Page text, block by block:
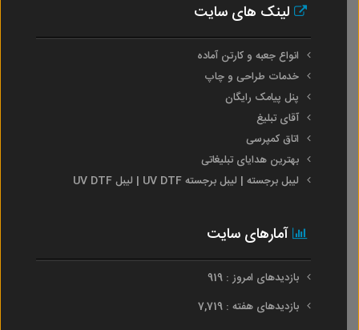
لینک های سایت
انواع جعبه و کارتن آماده
خدمات طراحی و چاپ
پنل پیامک رایگان
آقای تبلیغ
اتاق کمپرسی
بهترین هدایای تبلیغاتی
لیبل برجسته | لیبل برجسته UV DTF | لیبل UV DTF
آمارهای سایت
بازدیدهای امروز : 919
بازدیدهای هفته : 7,719